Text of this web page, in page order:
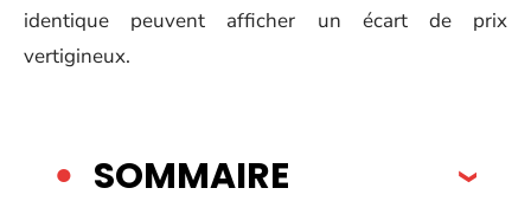
identique peuvent afficher un écart de prix
vertigineux.
SOMMAIRE